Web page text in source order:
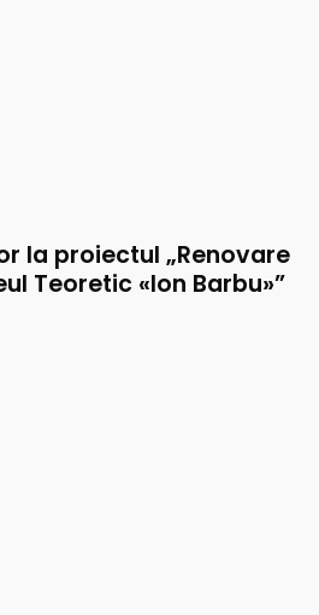
la proiectul „Renovare
Teoretic «Ion Barbu»”